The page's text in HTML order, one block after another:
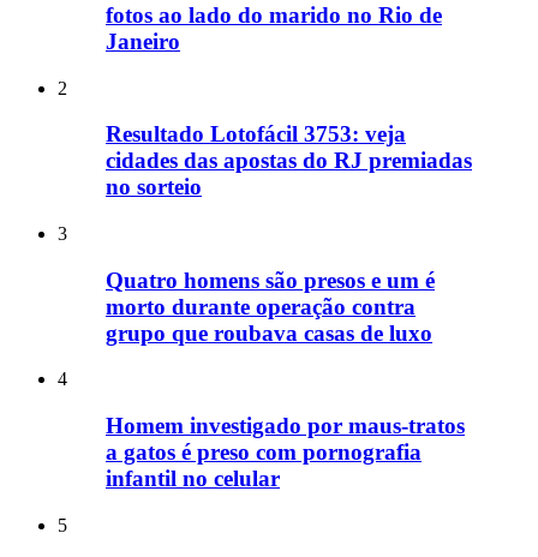
fotos ao lado do marido no Rio de
Janeiro
2
Resultado Lotofácil 3753: veja
cidades das apostas do RJ premiadas
no sorteio
3
Quatro homens são presos e um é
morto durante operação contra
grupo que roubava casas de luxo
4
Homem investigado por maus-tratos
a gatos é preso com pornografia
infantil no celular
5